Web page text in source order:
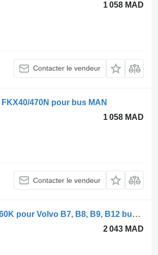
1 058 MAD
Contacter le vendeur
470N pour bus MAN
1 058 MAD
Contacter le vendeur
Radiateur de climatisation Spheros B9 (01.10-) FKX40/560K pour Volvo B7, B8, B9, B12 bus (2005-)
2 043 MAD